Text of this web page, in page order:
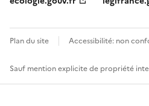
Plan du site Accessibilité: non
Sauf mention explicite de propriété